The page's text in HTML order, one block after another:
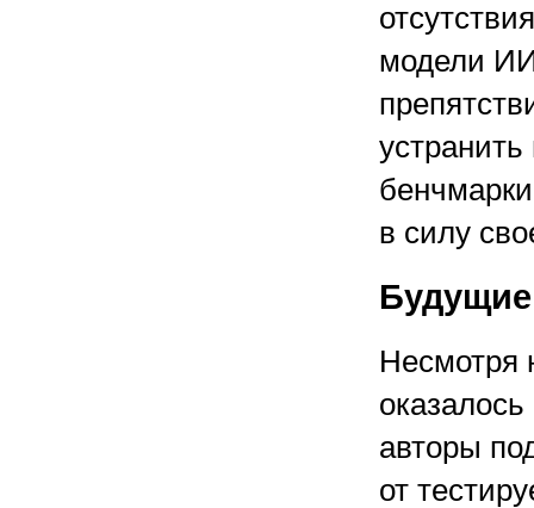
модели ИИ
в силу
Несмотря
авторы
от